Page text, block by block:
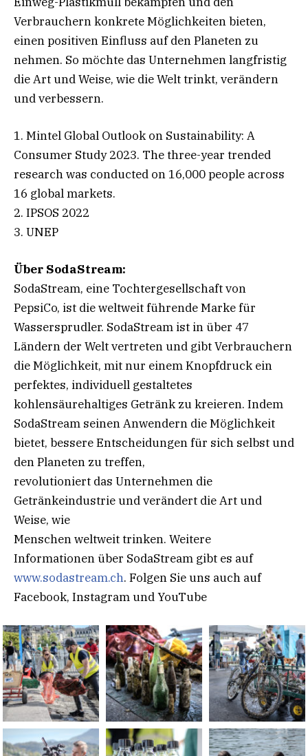
Verbrauchern konkrete Möglichkeiten bieten,
einen positiven Einfluss auf den Planeten zu
nehmen. So möchte das Unternehmen langfristig
die Art und Weise, wie die Welt trinkt, verändern
und verbessern.
1. Mintel Global Outlook on Sustainability: A
Consumer Study 2023. The three-year trended
research was conducted on 16,000 people across
16 global markets.
2. IPSOS 2022
3. UNEP
Über SodaStream:
SodaStream, eine Tochtergesellschaft von
PepsiCo, ist die weltweit führende Marke für
Wassersprudler. SodaStream ist in über 47
Ländern der Welt vertreten und gibt Verbrauchern
die Möglichkeit, mit nur einem Knopfdruck ein
perfektes, individuell gestaltetes
kohlensäurehaltiges Getränk zu kreieren. Indem
SodaStream seinen Anwendern die Möglichkeit
bietet, bessere Entscheidungen für sich selbst und
den Planeten zu treffen,
revolutioniert das Unternehmen die
Getränkeindustrie und verändert die Art und
Weise, wie
Menschen weltweit trinken. Weitere
Informationen über SodaStream gibt es auf
www.sodastream.ch. Folgen Sie uns auch auf
Facebook, Instagram und YouTube